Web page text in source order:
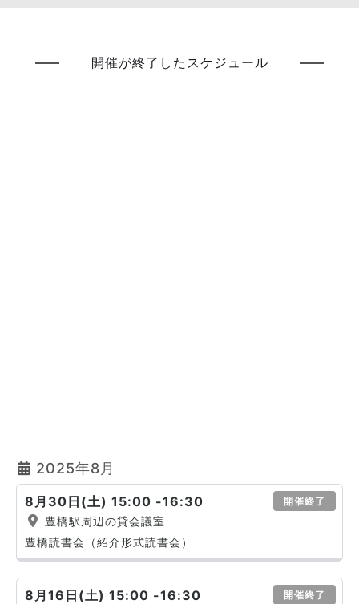
開催が終了したスケジュール
2025年8月
8月30日(土) 15:00 -16:30 開催終了
豊橋駅周辺の貸会議室
豊橋読書会（紹介形式読書会）
8月16日(土) 15:00 -16:30 開催終了